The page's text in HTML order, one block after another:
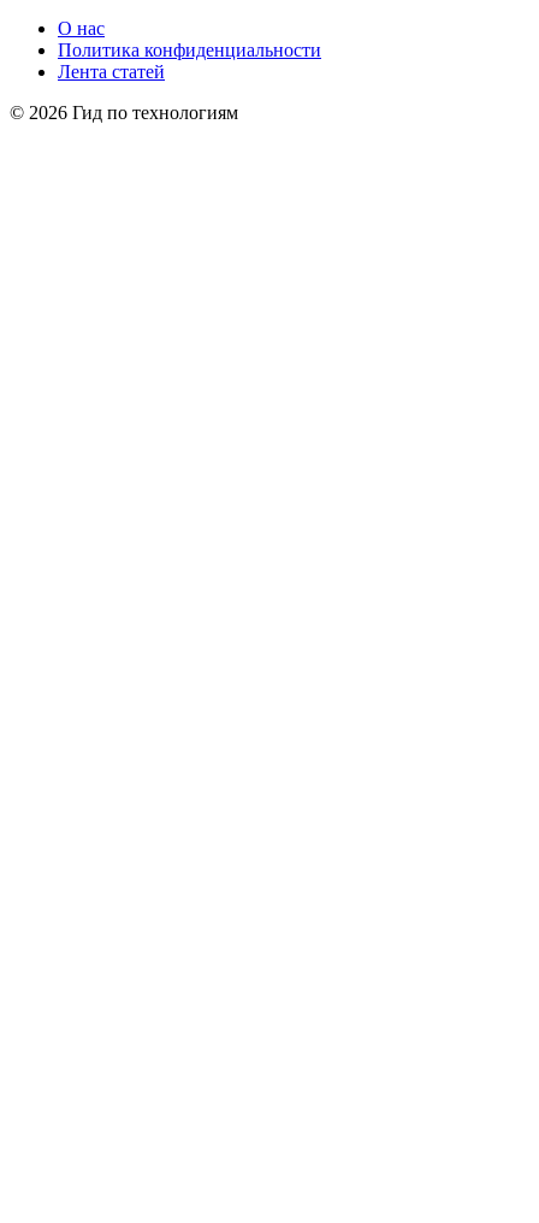
О нас
Политика конфиденциальности
Лента статей
© 2026 Гид по технологиям